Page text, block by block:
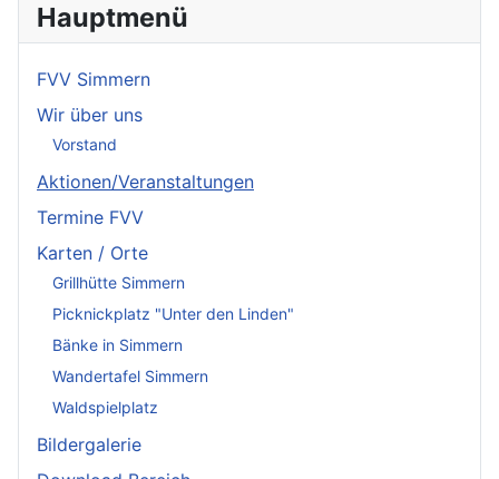
Hauptmenü
FVV Simmern
Wir über uns
Vorstand
Aktionen/Veranstaltungen
Termine FVV
Karten / Orte
Grillhütte Simmern
Picknickplatz "Unter den Linden"
Bänke in Simmern
Wandertafel Simmern
Waldspielplatz
Bildergalerie